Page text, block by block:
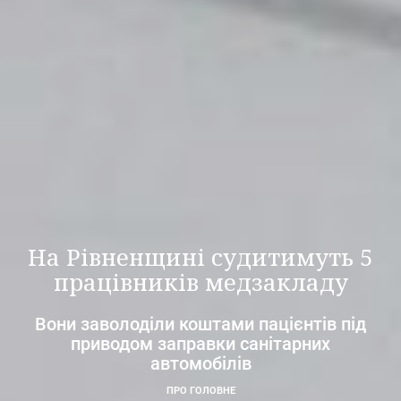
На Рівненщині судитимуть 5
працівників медзакладу
Вони заволоділи коштами пацієнтів під
приводом заправки санітарних
автомобілів
ПРО ГОЛОВНЕ